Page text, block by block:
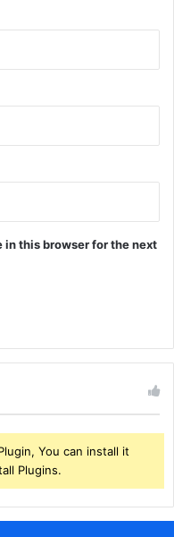
in this browser for the next
You can install it
Plugins.